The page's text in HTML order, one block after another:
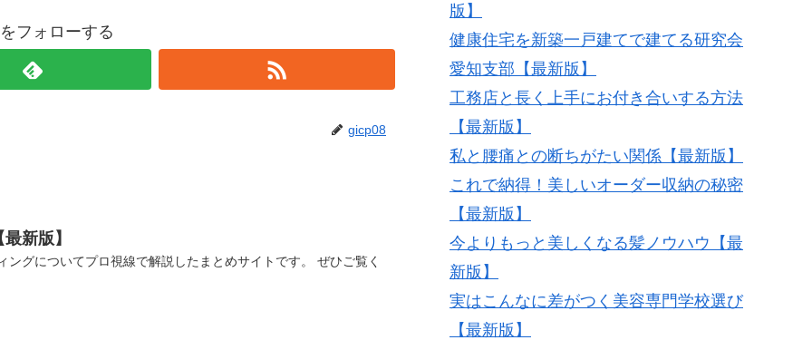
フォローする
gicp08
新版】
グについてプロ視線で解説したまとめサイトです。 ぜひご覧く
版】
健康住宅を新築一戸建てで建てる研究会
愛知支部【最新版】
工務店と長く上手にお付き合いする方法
【最新版】
私と腰痛との断ちがたい関係【最新版】
これで納得！美しいオーダー収納の秘密
【最新版】
今よりもっと美しくなる髪ノウハウ【最
新版】
実はこんなに差がつく美容専門学校選び
【最新版】